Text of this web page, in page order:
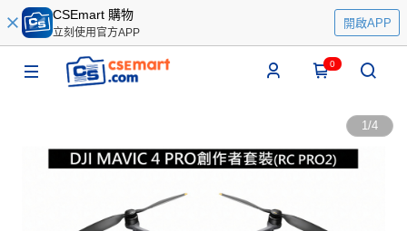
CSEmart 購物
立刻使用官方APP
開啟APP
0
1/4